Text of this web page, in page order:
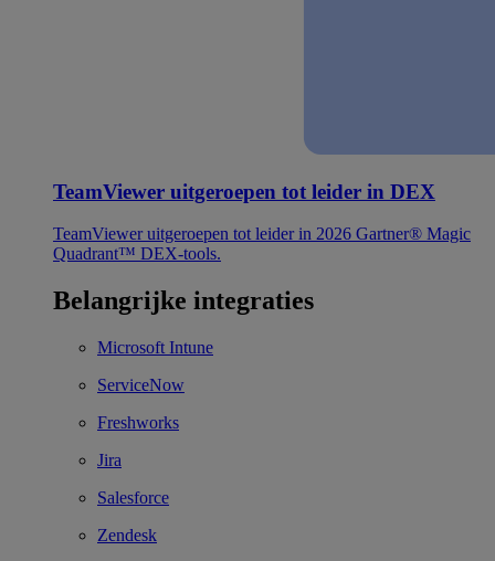
TeamViewer uitgeroepen tot leider in DEX
TeamViewer uitgeroepen tot leider in 2026 Gartner® Magic
Quadrant™ DEX-tools.
Belangrijke integraties
Microsoft Intune
ServiceNow
Freshworks
Jira
Salesforce
Zendesk